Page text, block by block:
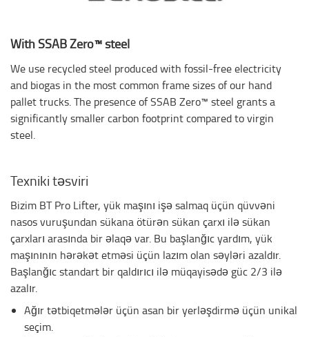
With SSAB Zero™ steel
We use recycled steel produced with fossil-free electricity
and biogas in the most common frame sizes of our hand
pallet trucks. The presence of SSAB Zero™ steel grants a
significantly smaller carbon footprint compared to virgin
steel.
Texniki təsviri
Bizim BT Pro Lifter, yük maşını işə salmaq üçün qüvvəni
nasos vuruşundan sükana ötürən sükan çarxı ilə sükan
çarxları arasında bir əlaqə var. Bu başlanğıc yardım, yük
maşınının hərəkət etməsi üçün lazım olan səyləri azaldır.
Başlanğıc standart bir qaldırıcı ilə müqayisədə güc 2/3 ilə
azalır.
Ağır tətbiqetmələr üçün asan bir yerləşdirmə üçün unikal
seçim.